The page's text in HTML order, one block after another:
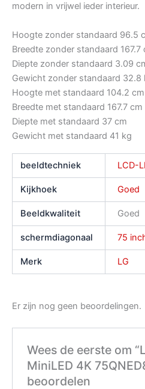
modern in vrijwel ieder interieur.
Hoogte zonder standaard 96.5
Breedte zonder standaard 167.7
Diepte zonder standaard 3.09
Gewicht zonder standaard 32.8
Hoogte met standaard 104.2 cm
Breedte met standaard 167.7 cm
Diepte met standaard 37 cm
Gewicht met standaard 41 kg
beeldtechniek LCD-
Kijkhoek Goed
Beeldkwaliteit Goed
schermdiagonaal 75
Merk LG
Er zijn nog geen beoordelingen.
Wees de eerste om
MiniLED 4K
beoordelen